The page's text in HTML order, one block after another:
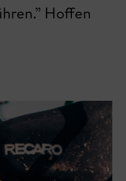
Hoffen